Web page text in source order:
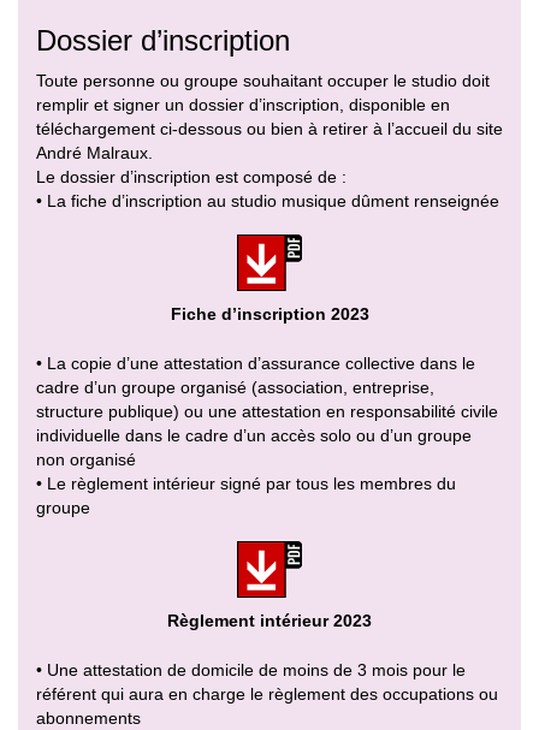
Dossier d’inscription
Toute personne ou groupe souhaitant occuper le studio doit
remplir et signer un dossier d’inscription, disponible en
téléchargement ci-dessous ou bien à retirer à l’accueil du site
André Malraux.
Le dossier d’inscription est composé de :
• La fiche d’inscription au studio musique dûment renseignée
Fiche d’inscription 2023
• La copie d’une attestation d’assurance collective dans le
cadre d’un groupe organisé (association, entreprise,
structure publique) ou une attestation en responsabilité civile
individuelle dans le cadre d’un accès solo ou d’un groupe
non organisé
• Le règlement intérieur signé par tous les membres du
groupe
Règlement intérieur 2023
• Une attestation de domicile de moins de 3 mois pour le
référent qui aura en charge le règlement des occupations ou
abonnements